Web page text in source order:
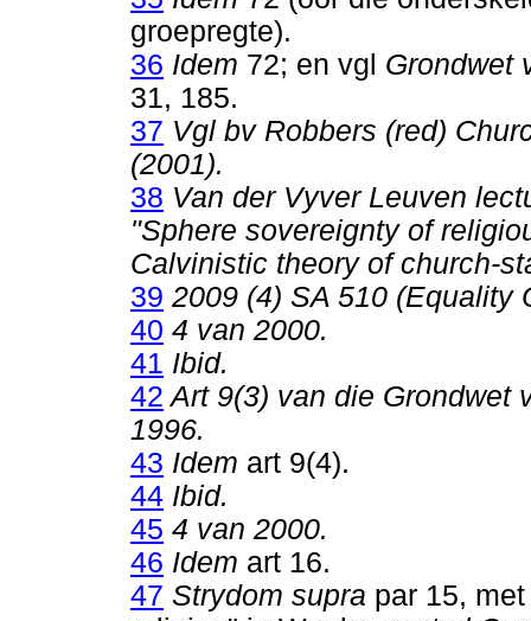
groepregte).
36 Idem 72; en vgl Grondwet
31, 185.
37 Vgl bv Robbers (red)
(2001).
38 Van der Vyver Leuven
"Sphere sovereignty of
Calvinistic theory of church-
39 2009 (4) SA 510 (Equality
40 4 van 2000.
41 Ibid.
42 Art 9(3) van die Grondwet
1996.
43 Idem art 9(4).
44 Ibid.
45 4 van 2000.
46 Idem art 16.
47 Strydom supra par 15,